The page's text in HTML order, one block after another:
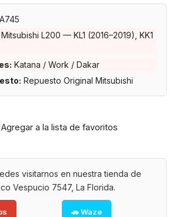
Mitsubishi L200 — KL1 (2016–2019), KK1
Katana / Work / Dakar
Repuesto Original Mitsubishi
Agregar a la lista de favoritos
visitarnos en nuestra tienda de
Vespucio 7547, La Florida.
🚗 Waze